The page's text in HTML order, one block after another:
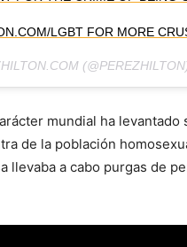
LGBT FOR MORE
mundial ha
de la población
llevaba a cabo purgas de